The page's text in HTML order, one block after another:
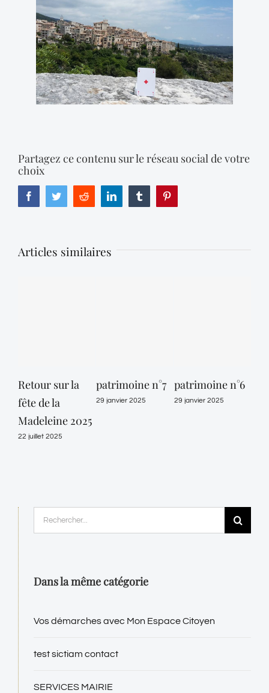
Partagez ce contenu sur le réseau social de votre
choix
FacebookTwitterReddit LinkedIn Tumblr
Articles similaires
Retour sur la
fête de la
Madeleine 2025
22 juillet 2025
patrimoine n°7
29 janvier 2025
patrimoine n°6
29 janvier 2025
Dans la même catégorie
Vos démarches avec Mon Espace Citoyen
test sictiam contact
SERVICES MAIRIE